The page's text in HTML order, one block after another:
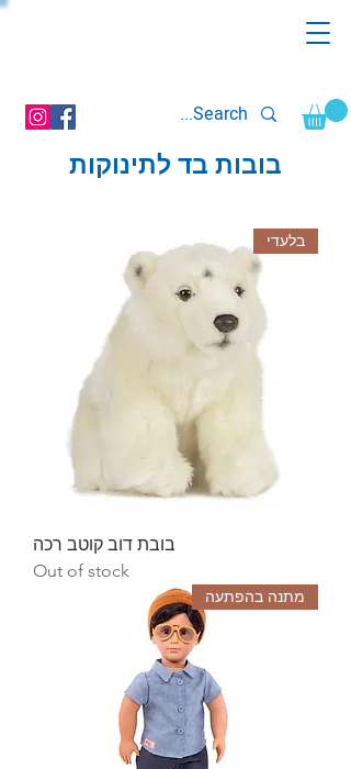
בובות בד לתינוקות
בלעדי
בובת דוב קוטב רכה
Out of stock
מתנה בהפתעה